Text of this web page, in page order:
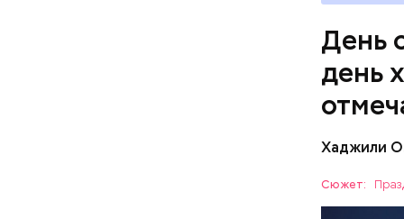
День
день
Хаджили
Сюжет:
День
любители
ЕДА